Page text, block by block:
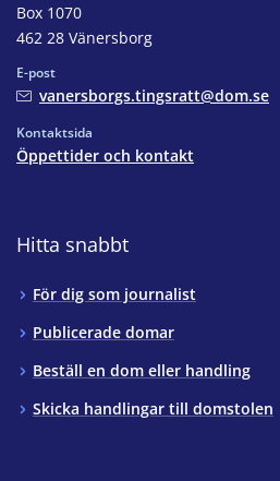
Box 1070
462 28 Vänersborg
E-post
vanersborgs.tingsratt@dom.se
Kontaktsida
Öppettider och kontakt
Hitta snabbt
För dig som journalist
Publicerade domar
Beställ en dom eller handling
Skicka handlingar till domstolen